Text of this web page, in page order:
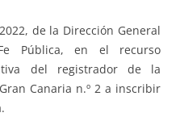
de la Dirección General
Pública, en el recurso
del registrador de la
Canaria n.º 2 a inscribir